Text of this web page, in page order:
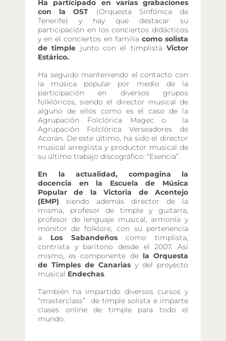
Ha participado en varias grabaciones
con la OST (Orquesta Sinfónica de
Tenerife) y hay que destacar su
participación en los conciertos didácticos
y en el conciertos en familia como solista
de timple junto con el timplistaVictor
Estárico.
Ha seguido manteniendo el contacto con
la música popular por medio de la
participación en diversos grupos
folklóricos, siendo el director musical de
alguno de ellos como es el caso de la
Agrupación Folclórica Magec o la
Agrupación Folclórica Verseadores de
Acorán. De este último, ha sido el director
musical arreglista y productor musical de
su último trabajo discográfico: “Esencia”.
En la actualidad, compagina la
docencia en la Escuela de Música
Popular de la Victoria de Acentejo
(EMP) siendo además director de la
misma, profesor de timple y guitarra,
profesor de lenguaje musical, armonía y
monitor de folklore, con su pertenencia
a Los Sabandeñoscomo timplista,
contrista y barítono desde el 2007. Así
mismo, es componente dela Orquesta
de Timples de Canarias y del proyecto
musical Endechas.
También ha impartido diversos cursos y
“masterclass” de timple solista e imparte
clases online de timple para todo el
mundo.